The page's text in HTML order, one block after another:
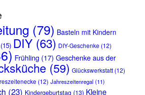
(79) Basteln mit Kindern
DIY(63) DIY-Geschenke (12)
Frühling (17) Geschenke aus der
(59) Glückswerkstatt(12)
(12) Jahreszeitenregal (11)
(23) Kindergeburtstag(13) Kleine